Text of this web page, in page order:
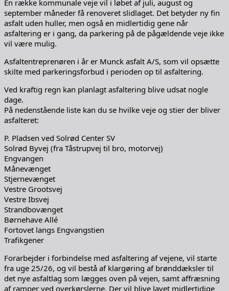
En række kommunale veje vil i løbet af juli, august og
september måneder få renoveret slidlaget. Det betyder ny fin
asfalt uden huller, men også en midlertidig gene når
asfaltering er i gang, da parkering på de pågældende veje ikke
vil være mulig.
Asfaltentreprenøren i år er Munck asfalt A/S, som vil opsætte
skilte med parkeringsforbud i perioden op til asfaltering.
Ved kraftig regn kan planlagt asfaltering blive udsat nogle
dage.
På nedenstående liste kan du se hvilke veje og stier der bliver
asfalteret:
P. Pladsen ved Solrød Center SV
Solrød Byvej (fra Tåstrupvej til bro, motorvej)
Engvangen
Månevænget
Stjernevænget
Vestre Grootsvej
Vestre Ibsvej
Strandbovænget
Børnehave Allé
Fortovet langs Engvangstien
Trafikgener
Forarbejder i forbindelse med asfaltering af vejene, vil starte
fra uge 25/26, og vil bestå af klargøring af brønddæksler til
det nye asfaltlag som lægges oven på vejen, samt affræsning
af ramper ved overkørslerne. Der vil blive lavet midlertidige